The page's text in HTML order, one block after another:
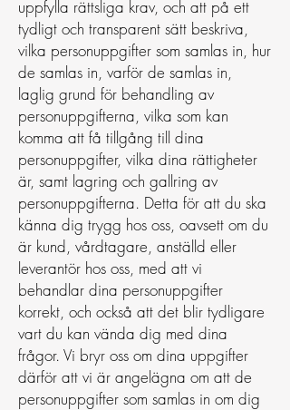
uppfylla rättsliga krav, och att på ett
tydligt och transparent sätt beskriva,
vilka personuppgifter som samlas in, hur
de samlas in, varför de samlas in,
laglig grund för behandling av
personuppgifterna, vilka som kan
komma att få tillgång till dina
personuppgifter, vilka dina rättigheter
är, samt lagring och gallring av
personuppgifterna. Detta för att du ska
känna dig trygg hos oss, oavsett om du
är kund, vårdtagare, anställd eller
leverantör hos oss, med att vi
behandlar dina personuppgifter
korrekt, och också att det blir tydligare
vart du kan vända dig med dina
frågor. Vi bryr oss om dina uppgifter
därför att vi är angelägna om att de
personuppgifter som samlas in om dig